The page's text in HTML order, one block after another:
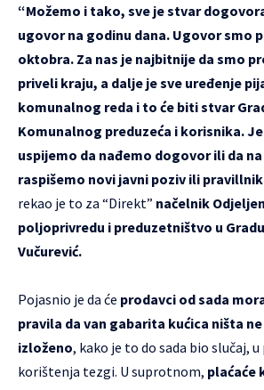
“Možemo i tako, sve je stvar
ugovor na godinu dana. Ugovor smo
oktobra. Za nas je najbitnije da smo
priveli kraju, a dalje je sve uređenje
komunalnog reda i to će biti stvar
Komunalnog preduzeća i korisnika.
uspijemo da nađemo dogovor ili da
raspišemo novi javni poziv ili
rekao je to za “Direkt” načelnik
poljoprivredu i preduzetništvo u
Vučurević.
Pojasnio je da će prodavci od sada
pravila da van gabarita kućica ništa
izloženo, kako je to do sada bio slučaj,
korištenja tezgi. U suprotnom, plaćaće